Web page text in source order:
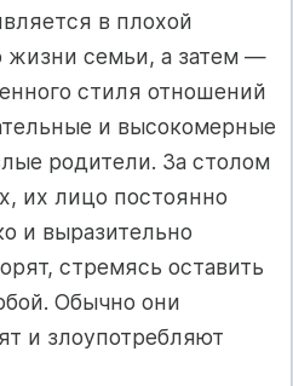
в плохой
жизни семьи, а затем —
стиля отношений
и высокомерные
родители. За столом
их лицо постоянно
и выразительно
стремясь оставить
Обычно они
и злоупотребляют